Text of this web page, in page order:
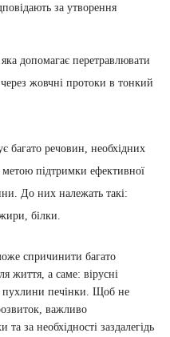
за утворення
допомагає перетравлювати
жовчні протоки в тонкий
багато речовин, необхідних
підтримки ефективної
До них належать такі:
білки.
спричинити багато
життя, а саме: вірусні
пухлини печінки. Щоб не
важливо
за необхідності заздалегідь